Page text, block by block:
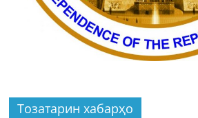
Тозатарин хабарҳо